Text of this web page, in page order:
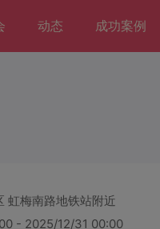
动态 成功案例
虹梅南路地铁站附近
- 2025/12/31 00:00